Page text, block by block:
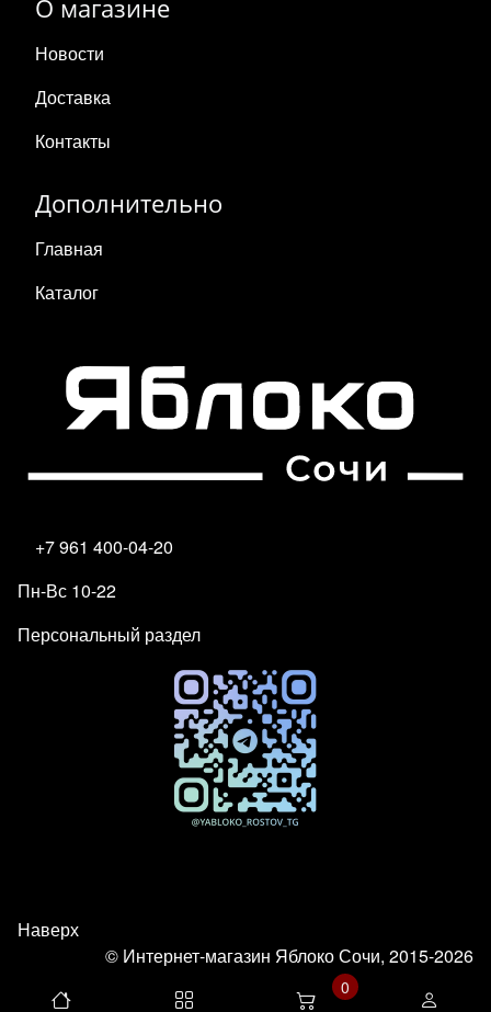
О магазине
Новости
Доставка
Контакты
Дополнительно
Главная
Каталог
+7 961 400-04-20
Пн-Вс 10-22
Персональный раздел
Наверх
© Интернет-магазин Яблоко Сочи, 2015-2026
0